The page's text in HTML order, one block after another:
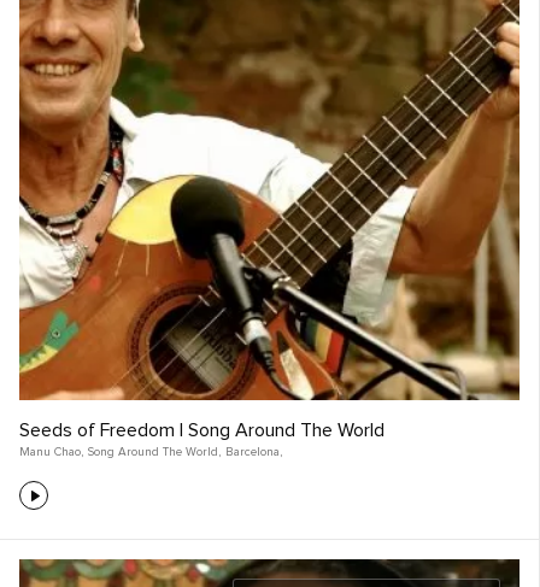
Seeds of Freedom | Song Around The World
Manu Chao, Song Around The World , Barcelona,